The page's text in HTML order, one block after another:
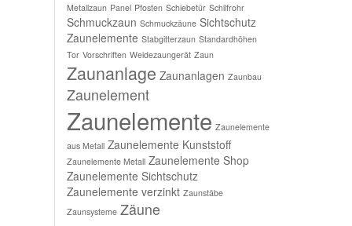
Metallzaun Panel Pfosten Schiebetür Schilfrohr
Schmuckzaun Schmuckzäune Sichtschutz
Zaunelemente Stabgitterzaun Standardhöhen
Tor Vorschriften Weidezaungerät Zaun
Zaunanlage Zaunanlagen Zaunbau
Zaunelement
Zaunelemente Zaunelemente
aus Metall Zaunelemente Kunststoff
Zaunelemente Metall Zaunelemente Shop
Zaunelemente Sichtschutz
Zaunelemente verzinkt Zaunstäbe
Zaunsysteme Zäune